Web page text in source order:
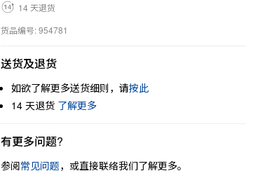
14 天退货
货品编号: 954781
送货及退货
如欲了解更多送货细则，请按此
14 天退货 了解更多
有更多问题?
参阅常见问题，或直接联络我们了解更多。